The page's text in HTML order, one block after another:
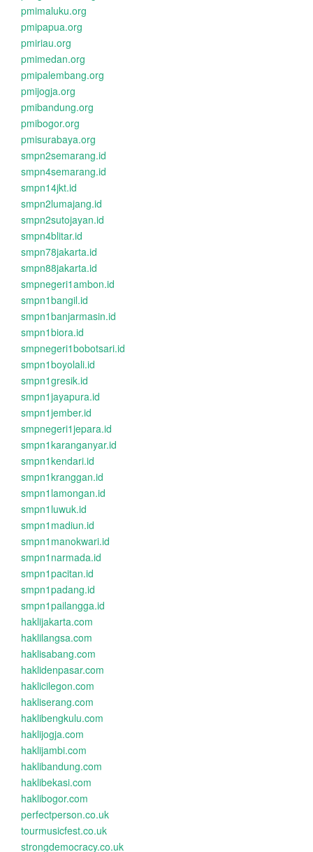
pmimaluku.org
pmipapua.org
pmiriau.org
pmimedan.org
pmipalembang.org
pmijogja.org
pmibandung.org
pmibogor.org
pmisurabaya.org
smpn2semarang.id
smpn4semarang.id
smpn14jkt.id
smpn2lumajang.id
smpn2sutojayan.id
smpn4blitar.id
smpn78jakarta.id
smpn88jakarta.id
smpnegeri1ambon.id
smpn1bangil.id
smpn1banjarmasin.id
smpn1biora.id
smpnegeri1bobotsari.id
smpn1boyolali.id
smpn1gresik.id
smpn1jayapura.id
smpn1jember.id
smpnegeri1jepara.id
smpn1karanganyar.id
smpn1kendari.id
smpn1kranggan.id
smpn1lamongan.id
smpn1luwuk.id
smpn1madiun.id
smpn1manokwari.id
smpn1narmada.id
smpn1pacitan.id
smpn1padang.id
smpn1pailangga.id
haklijakarta.com
haklilangsa.com
haklisabang.com
haklidenpasar.com
haklicilegon.com
hakliserang.com
haklibengkulu.com
haklijogja.com
haklijambi.com
haklibandung.com
haklibekasi.com
haklibogor.com
perfectperson.co.uk
tourmusicfest.co.uk
strongdemocracy.co.uk